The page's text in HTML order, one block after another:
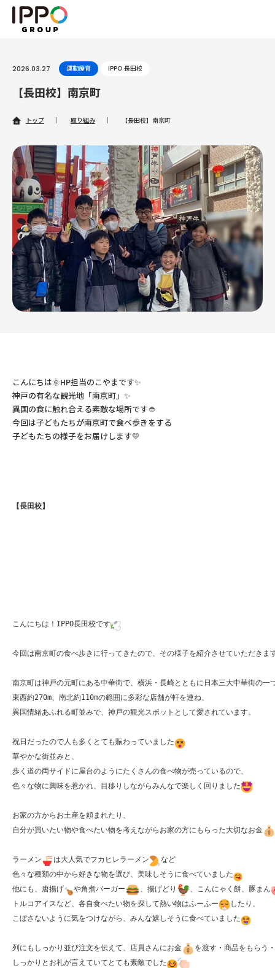
2026.03.27 運動療育 IPPO 長田校
【長田校】南京町
トップ ｜ 取り組み ｜ 【長田校】南京町
こんにちは🌞HP担当のこやまです✨
神戸の有名な観光地「南京町」✨
異国の食に触れ合える素敵な場所です👲
今回は子どもたちが南京町で食べ歩きをする
子どもたちの様子をお届けします💛
【長田校】
こんにちは！IPPO長田校です
今回は南京町の食べ歩きに行ってきたので、その様子を紹介させていただきま
南京町は神戸の元町にある中華街で、横浜・長崎とともに日本三大中華街の一
東西約270m、南北約110mの範囲に多彩な店舗が軒を連ね、
異国情緒あふれる町並みで、神戸の観光スポットとして愛されています。
祝日だったので人も多くとても賑わっていました
華やかな街並みと、
歩く道の両サイドに屋台のようにたくさんの食べ物が売っているので、
色々な物に興味を惹かれ、目移りしながらみんなで楽しく回りました
お家の方からお土産を頼まれたり、
自分が買いたい物や食べたい物を考えながらお家の方にもらった大切なお金
ラーメン は大人気でフカヒレラーメン
など
色々な種類の中から好きな物を選び、美味しそうに食べていました
他にも、唐揚げ
や角煮バーガー 、揚げどり
、こんにゃく餅、豚まん
トルコアイスなど、各自食べたい物を探して熱い物はふーふー
したり、
こぼさないように気をつけながら、みんな嬉しそうに食べていました
列にもしっかり並び注文を伝えて、店員さんにお金
を渡す・商品をもらう
しっかりとお礼が言えていてとても素敵でした